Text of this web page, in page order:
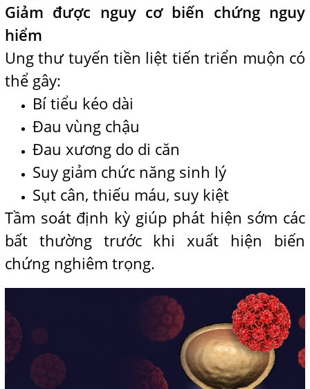
Giảm được nguy cơ biến chứng nguy
hiểm
Ung thư tuyến tiền liệt tiến triển muộn có
thể gây:
Bí tiểu kéo dài
Đau vùng chậu
Đau xương do di căn
Suy giảm chức năng sinh lý
Sụt cân, thiếu máu, suy kiệt
Tầm soát định kỳ giúp phát hiện sớm các
bất thường trước khi xuất hiện biến
chứng nghiêm trọng.